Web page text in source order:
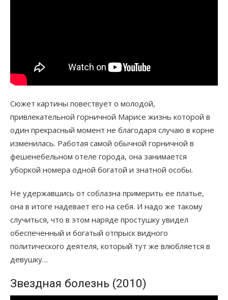
Сюжет картины повествует о молодой,
привлекательной горничной Марисе жизнь которой в
один прекрасный момент не благодаря случаю в корне
изменилась. Работая самой обычной горничной в
фешенебельном отеле города, она занимается
уборкой номера одной богатой и знатной особы.
Не удержавшись от соблазна примерить ее платье,
она в итоге надевает его на себя. И надо же такому
случиться, что в этом наряде простушку увидел
обеспеченный и богатый отпрыск видного
политического деятеля, который тут же влюбляется в
девушку…
Звездная болезнь (2010)